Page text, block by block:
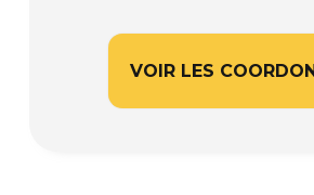
VOIR LES